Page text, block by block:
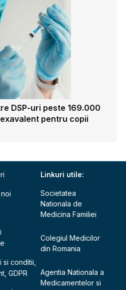
DSP-uri peste 169.000
pentru copii
si conditii,
GDPR
Linkuri utile:
Societatea
Nationala de
Medicina Familiei
Colegiul Medicilor
din Romania
Agentia Nationala a
Medicamentelor si